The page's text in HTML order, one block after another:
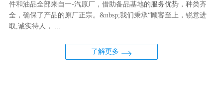
件和油品全部来自一-汽原厂，借助备品基地的服务优势，种类齐
全，确保了产品的原厂正宗。&nbsp;我们秉承“顾客至上，锐意进
取,诚实待人， ...
了解更多